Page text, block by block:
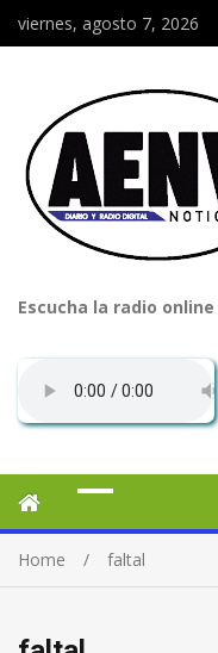
viernes, agosto 7, 2026
Escucha la radio online
Home faltal